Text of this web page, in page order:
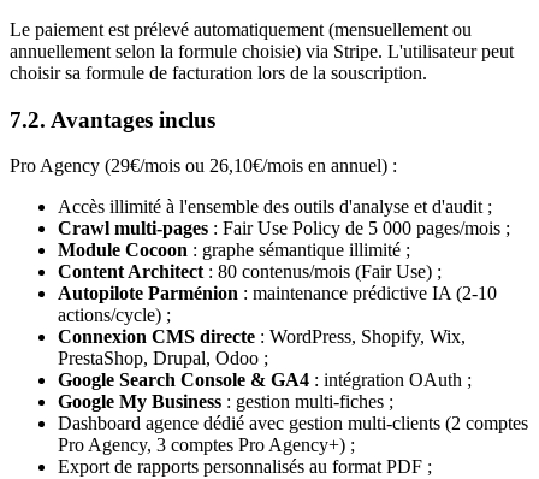
Le paiement est prélevé automatiquement (mensuellement ou
annuellement selon la formule choisie) via Stripe. L'utilisateur peut
choisir sa formule de facturation lors de la souscription.
7.2. Avantages inclus
Pro Agency (29€/mois ou 26,10€/mois en annuel) :
Accès illimité à l'ensemble des outils d'analyse et d'audit ;
Crawl multi-pages : Fair Use Policy de 5 000 pages/mois ;
Module Cocoon : graphe sémantique illimité ;
Content Architect: 80 contenus/mois (Fair Use) ;
Autopilote Parménion : maintenance prédictive IA (2-10
actions/cycle) ;
Connexion CMS directe : WordPress, Shopify, Wix,
PrestaShop, Drupal, Odoo ;
Google Search Console & GA4 : intégration OAuth ;
Google My Business : gestion multi-fiches ;
Dashboard agence dédié avec gestion multi-clients (2 comptes
Pro Agency, 3 comptes Pro Agency+) ;
Export de rapports personnalisés au format PDF ;